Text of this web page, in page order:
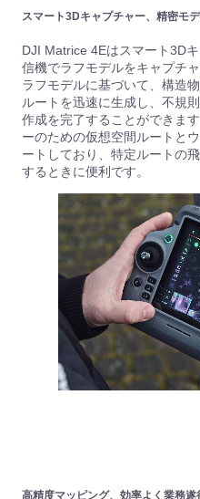
スマート3Dキャプチャー、精密モ
DJI Matrice 4Eはスマート3D
信機でラフモデルをキャプチ
ラフモデルに基づいて、構造
ルートを迅速に生成し、不規
作成を完了することができま
ーのための仮想空間ルートと
ートしており、特定ルートの
するときに便利です。
高精度マッピング、効率よく業務遂